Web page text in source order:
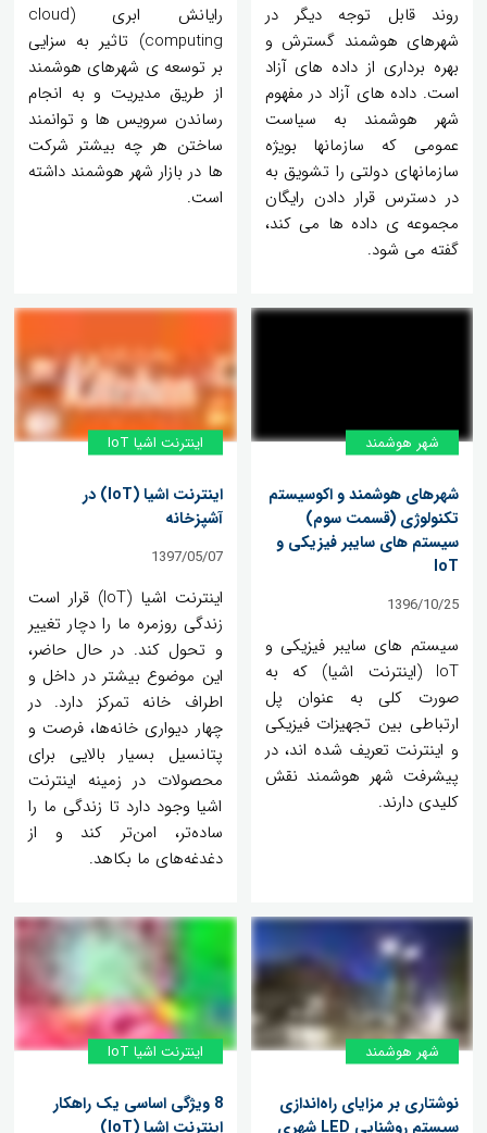
روند قابل توجه دیگر در
شهرهای هوشمند گسترش و
بهره برداری از داده های آزاد
است. داده های آزاد در مفهوم
شهر هوشمند به سیاست
عمومی که سازمانها بویژه
سازمانهای دولتی را تشویق به
در دسترس قرار دادن رایگان
مجموعه ی داده ها می کند،
گفته می شود.
رایانش ابری (cloud
computing) تاثیر به سزایی
بر توسعه ی شهرهای هوشمند
از طریق مدیریت و به انجام
رساندن سرویس ها و توانمند
ساختن هر چه بیشتر شرکت
ها در بازار شهر هوشمند داشته
است.
شهر هوشمند
شهرهای هوشمند و اکوسیستم
تکنولوژی (قسمت سوم)
سیستم های سایبر فیزیکی و
IoT
1396/10/25
سیستم های سایبر فیزیکی و
IoT (اینترنت اشیا) که به
صورت کلی به عنوان پل
ارتباطی بین تجهیزات فیزیکی
و اینترنت تعریف شده اند، در
پیشرفت شهر هوشمند نقش
کلیدی دارند.
اینترنت اشیا IoT
اینترنت اشیا (IoT) در
آشپزخانه
1397/05/07
اینترنت اشیا (IoT) قرار است
زندگی روزمره ما را دچار تغییر
و تحول کند. در حال حاضر،
این موضوع بیشتر در داخل و
اطراف خانه تمرکز دارد. در
چهار دیواری خانه‌ها، فرصت و
پتانسیل بسیار بالایی برای
محصولات در زمینه اینترنت
اشیا وجود دارد تا زندگی ما را
ساده‌تر، امن‌تر کند و از
دغدغه‌های ما بکاهد.
شهر هوشمند
نوشتاری بر مزایای راه‌اندازی
سیستم روشنایی LED شهری
اینترنت اشیا IoT
8 ویژگی اساسی یک راهکار
اینترنت اشیا (IoT)